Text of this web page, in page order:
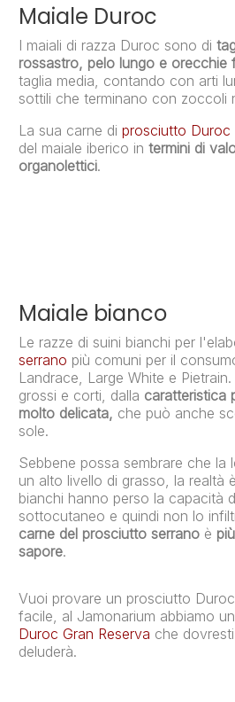
Maiale Duroc
I maiali di razza Duroc sono di
rossastro, pelo lungo e orecchie
taglia media, contando con arti
sottili che terminano con zoccoli
La sua carne di prosciutto Duroc
del maiale iberico in termini di
organolettici.
Maiale bianco
Le razze di suini bianchi per
serrano più comuni per il
Landrace, Large White e
grossi e corti, dalla caratteristica
molto delicata, che può anche
sole.
Sebbene possa sembrare che la
un alto livello di grasso, la realtà
bianchi hanno perso la capacità
sottocutaneo e quindi non lo
carne del prosciutto serrano è
sapore.
Vuoi provare un prosciutto
facile, al Jamonarium abbiamo un
Duroc Gran Reserva che
deluderà.